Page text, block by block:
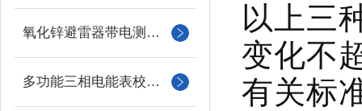
氧化锌避雷器带电测试仪（氧化锌避雷器测试仪）
多功能三相电能表校验仪
以上三
变化不
有关标